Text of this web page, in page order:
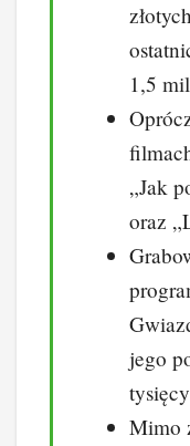
1,5
„Jak
oraz
jego
Mimo